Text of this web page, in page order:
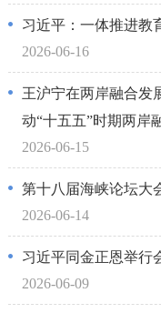
习近平：一体推进教
2026-06-16
王沪宁在两岸融合发
动“十五五”时期两岸
2026-06-15
第十八届海峡论坛大
2026-06-14
习近平同金正恩举行
2026-06-09